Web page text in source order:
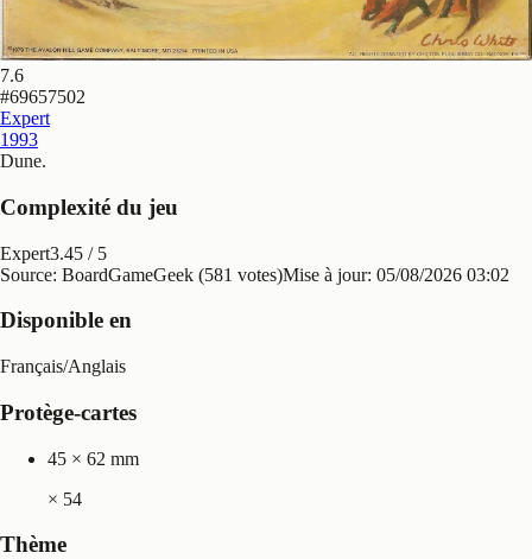
7.6
#69657502
Expert
1993
Dune.
Complexité du jeu
Expert3.45 / 5
Source: BoardGameGeek (581 votes)Mise à jour: 05/08/2026 03:02
Disponible en
Français/Anglais
Protège-cartes
45 × 62 mm
× 54
Thème